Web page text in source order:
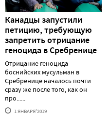
Канадцы запустили
петицию, требующую
запретить отрицание
геноцида в Сребренице
Отрицание геноцида
боснийских мусульман в
Сребренице началось почти
сразу же после того, как он
про......
1 ЯНВАРЯ'2019